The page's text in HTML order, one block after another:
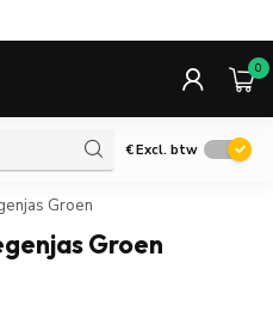
0
€Excl. btw
Groen
Groen